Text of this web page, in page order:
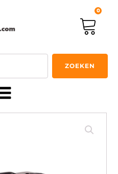
0
ZOEKEN